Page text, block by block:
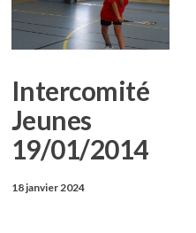
Intercomité
Jeunes
19/01/2014
18 janvier 2024